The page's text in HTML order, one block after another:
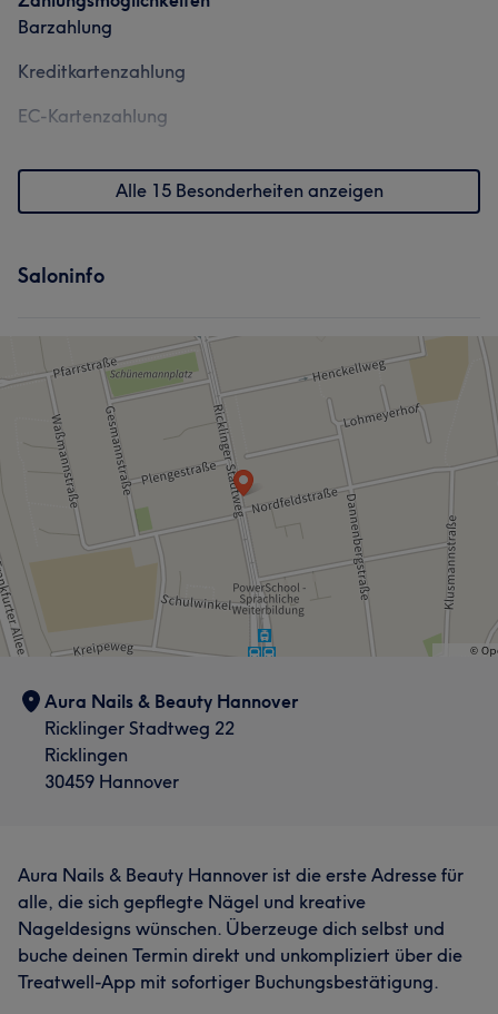
Barzahlung
Kreditkartenzahlung
EC-Kartenzahlung
Alle 15 Besonderheiten anzeigen
Saloninfo
Aura Nails & Beauty Hannover
Ricklinger Stadtweg 22
Ricklingen
30459 Hannover
Aura Nails & Beauty Hannover ist die erste Adresse für
alle, die sich gepflegte Nägel und kreative
Nageldesigns wünschen. Überzeuge dich selbst und
buche deinen Termin direkt und unkompliziert über die
Treatwell-App mit sofortiger Buchungsbestätigung.